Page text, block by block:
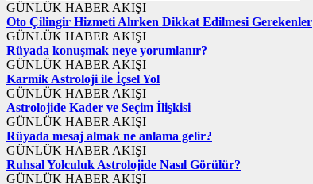
GÜNLÜK HABER AKIŞI
Oto Çilingir Hizmeti Alırken Dikkat Edilmesi Gerekenler
GÜNLÜK HABER AKIŞI
Rüyada konuşmak neye yorumlanır?
GÜNLÜK HABER AKIŞI
Karmik Astroloji ile İçsel Yol
GÜNLÜK HABER AKIŞI
Astrolojide Kader ve Seçim İlişkisi
GÜNLÜK HABER AKIŞI
Rüyada mesaj almak ne anlama gelir?
GÜNLÜK HABER AKIŞI
Ruhsal Yolculuk Astrolojide Nasıl Görülür?
GÜNLÜK HABER AKIŞI